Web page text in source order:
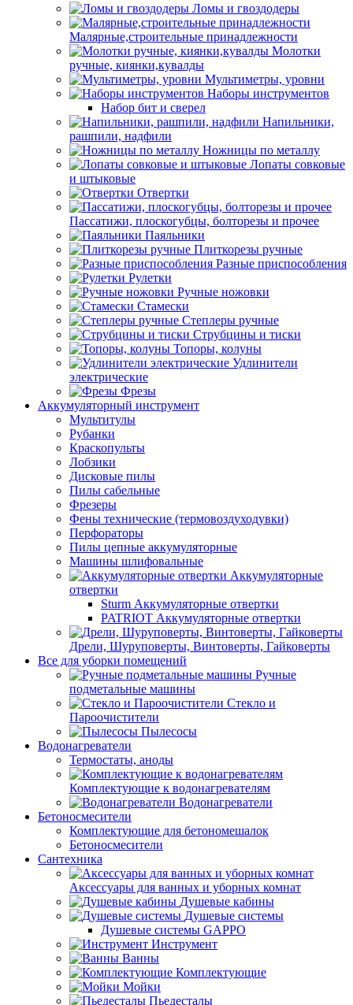
Ломы и гвоздодеры
Малярные,строительные принадлежности
Молотки
ручные, киянки,кувалды
Мультиметры, уровни
Наборы инструментов
Набор бит и сверел
Напильники,
рашпили, надфили
Ножницы по металлу
Лопаты совковые
и штыковые
Отвертки
Пассатижи, плоскогубцы, болторезы и прочее
Паяльники
Плиткорезы ручные
Разные приспособления
Рулетки
Ручные ножовки
Стамески
Степлеры ручные
Струбцины и тиски
Топоры, колуны
Удлинители
электрические
Фрезы
Аккумуляторный инструмент
Мультитулы
Рубанки
Краскопульты
Лобзики
Дисковые пилы
Пилы сабельные
Фрезеры
Фены технические (термовоздуходувки)
Перфораторы
Пилы цепные аккумуляторные
Машины шлифовальные
Аккумуляторные
отвертки
Sturm Аккумуляторные отвертки
PATRIOT Аккумуляторные отвертки
Дрели, Шуруповерты, Винтоверты, Гайковерты
Все для уборки помещений
Ручные
подметальные машины
Стекло и
Пароочистители
Пылесосы
Водонагреватели
Термостаты, аноды
Комплектующие к водонагревателям
Водонагреватели
Бетоносмесители
Комплектующие для бетономешалок
Бетоносмесители
Сантехника
Аксессуары для ванных и уборных комнат
Душевые кабины
Душевые системы
Душевые системы GAPPO
Инструмент
Ванны
Комплектующие
Мойки
Пьедесталы